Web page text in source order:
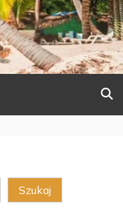
Szukaj